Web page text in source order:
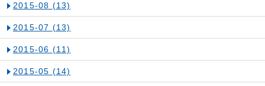
2015-08 (13)
2015-07 (13)
2015-06 (11)
2015-05 (14)